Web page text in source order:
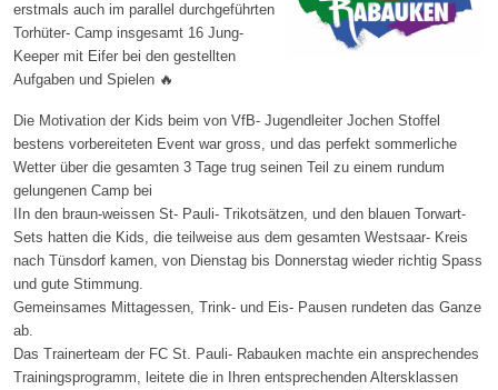
erstmals auch im parallel durchgeführten
Torhüter- Camp insgesamt 16 Jung-
Keeper mit Eifer bei den gestellten
Aufgaben und Spielen 🔥
Die Motivation der Kids beim von VfB- Jugendleiter Jochen Stoffel
bestens vorbereiteten Event war gross, und das perfekt sommerliche
Wetter über die gesamten 3 Tage trug seinen Teil zu einem rundum
gelungenen Camp bei
IIn den braun-weissen St- Pauli- Trikotsätzen, und den blauen Torwart-
Sets hatten die Kids, die teilweise aus dem gesamten Westsaar- Kreis
nach Tünsdorf kamen, von Dienstag bis Donnerstag wieder richtig Spass
und gute Stimmung.
Gemeinsames Mittagessen, Trink- und Eis- Pausen rundeten das Ganze
ab.
Das Trainerteam der FC St. Pauli- Rabauken machte ein ansprechendes
Trainingsprogramm, leitete die in Ihren entsprechenden Altersklassen